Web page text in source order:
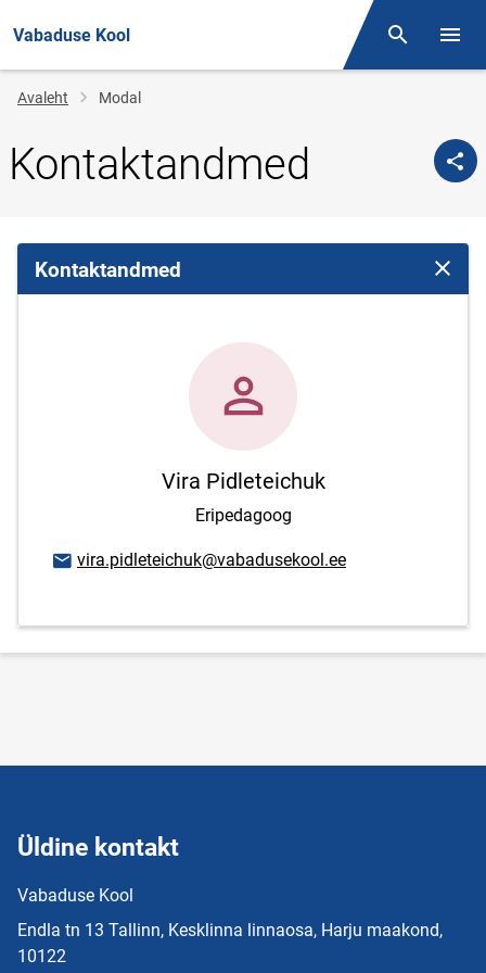
Vabaduse Kool Otsing
Jälglink
Avaleht Modal
Kontaktandmed
Kontaktandmed Sulge
Vira Pidleteichuk
Eripedagoog
E-posti aadress
vira.pidleteichuk@vabadusekool.ee
Üldine kontakt
Vabaduse Kool
Endla tn 13 Tallinn, Kesklinna linnaosa, Harju maakond,
10122